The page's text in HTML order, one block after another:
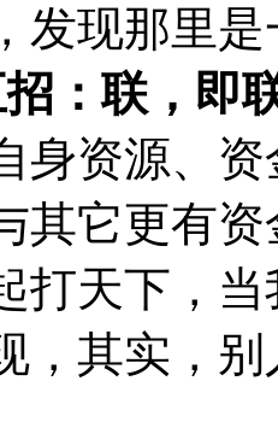
发现那里
联，即
资源、资
其它更有
打天下，
，其实，